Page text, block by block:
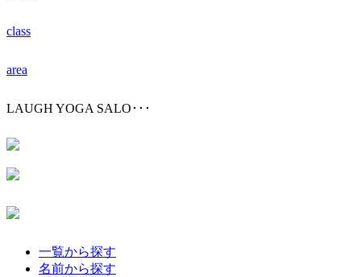
class
area
LAUGH YOGA SALO･･･
一覧から探す
名前から探す